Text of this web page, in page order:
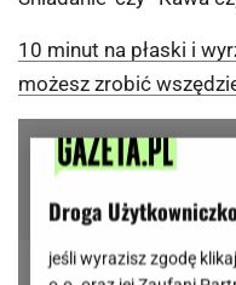
10 minut na płaski i
możesz zrobić